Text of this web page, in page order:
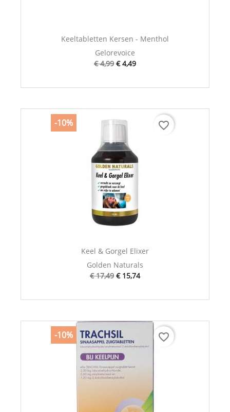
Keeltabletten Kersen - Menthol
Gelorevoice
€ 4,99 € 4,49
Keel & Gorgel Elixer
Golden Naturals
€ 17,49 € 15,74
-10% favorite_border
-10% favorite_border